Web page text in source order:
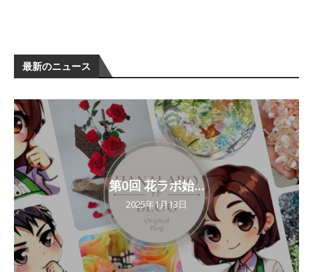
最新のニュース
第0回 花ラボ始...
2025年1月13日